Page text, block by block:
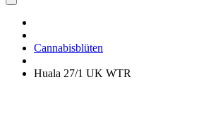
Apotheke
Cannabisblüten
Huala 27/1 UK WTR